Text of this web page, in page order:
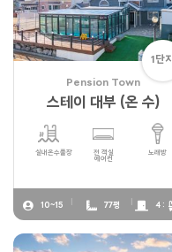
1단지
Pension Town
스테이 대부 (온 수)
실내온수풀장
전 객실
에어컨
노래방
10~15 77평 4 :